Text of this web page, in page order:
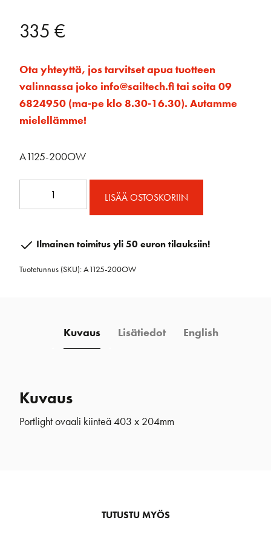
335 €
Ota yhteyttä, jos tarvitset apua tuotteen
valinnassa joko info@sailtech.fi tai soita 09
6824950 (ma-pe klo 8.30-16.30). Autamme
mielellämme!
A1125-200OW
ovaali
403
LISÄÄ OSTOSKORIIN
Ilmainen toimitus yli 50 euron tilauksiin!
Tuotetunnus (SKU):A1125-200OW
Kuvaus Lisätiedot English
Kuvaus
Portlight ovaali kiinteä 403 x 204mm
TUTUSTU MYÖS